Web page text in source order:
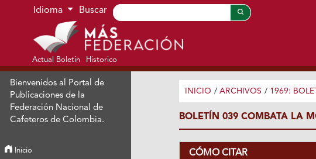
Ir al menú de navegación principal
Ir al contenido principal
Ir al pie de página del sitio
Idioma Buscar
Actual Boletín Historico
Bienvenidos al Portal de
Publicaciones de la
Federación Nacional de
Cafeteros de Colombia.
Inicio
INICIO / ARCHIVOS / 1969:
BOLETÍN 039 COMBATA LA
CÓMO CITAR